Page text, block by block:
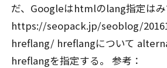
だ、Googleはhtmlのlang指定はみ
https://seopack.jp/seoblog/
hreflang/ hreflangについて
hreflangを指定する。 参考：